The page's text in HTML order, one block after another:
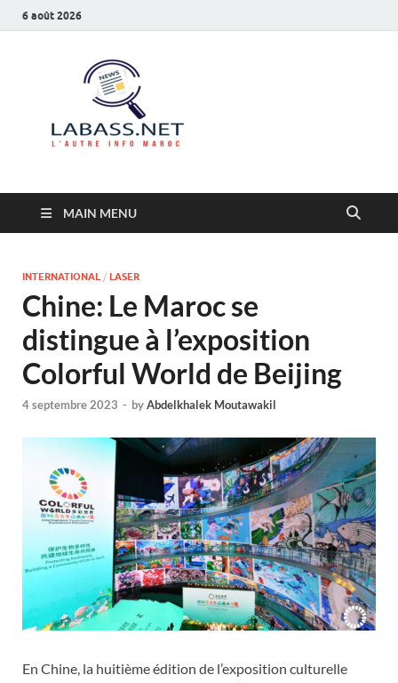
6 août 2026
MAIN MENU
INTERNATIONAL / LASER
Chine: Le Maroc se
distingue à l’exposition
Colorful World de Beijing
4 septembre 2023 - byAbdelkhalek Moutawakil
En Chine, la huitième édition de l’exposition culturelle